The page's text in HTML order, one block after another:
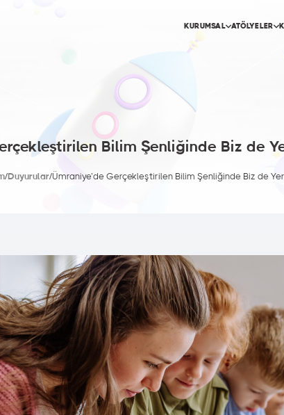
KURUMSAL ATÖLYELER
Astronomi, Havacılık ve Uzay Atölyesi
Gökyüzünü keşfetmek, gezegenler ve yıldızlar
hakkında bilgi edinmek isteyen gençlere
yönelik uygulamalı eğitimler sunacak.
Gençlere yenilikçi düşünme, proje geliştirme ve
mühendislik ve sanatı birleştiren çalışmalar
yapılacak.
Yapay Zeka Atölyesi
Öğrencilerimiz astronomi, uzay ve evren
merakını geliştiriyor.
Bilim Şenliğinde Biz de
/Duyurular/Ümraniye’de Gerçekleştirilen Bilim Şenliğinde Biz de